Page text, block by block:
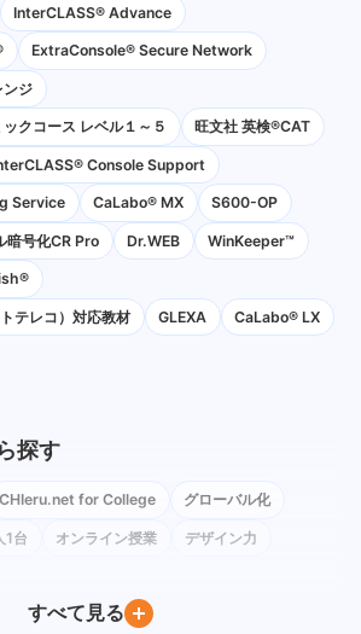
InterCLASS® Advance
ExtraConsole® Secure Network
ンジ
クコース レベル１～５ 旺文社 英検®CAT
Console Support
Service CaLabo® MX S600-OP
暗号化CR Pro Dr.WEB WinKeeper™
テレコ）対応教材 GLEXA CaLabo® LX
探す
CHIeru.net for College グローバル化
1台 オンライン授業 デザイン力
iPad Google Workspace for Education
すべて見る